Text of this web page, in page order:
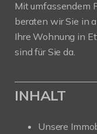
Mit umfassendem
beraten wir Sie in
Ihre Wohnung in
sind für Sie da.
INHALT
Unsere